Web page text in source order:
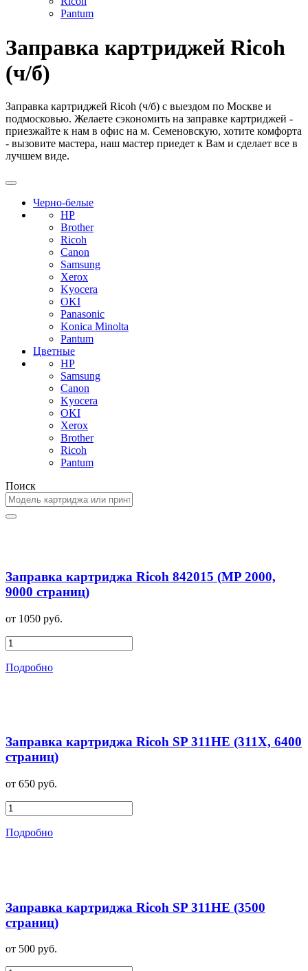
Pantum
Заправка картриджей Ricoh
(ч/б)
Заправка картриджей Ricoh (ч/б) с выездом по Москве и
подмосковью. Желаете сэкономить на заправке картриджей -
приезжайте к нам в офис на м. Семеновскую, хотите комфорта
- вызовите мастера, наш мастер приедет к Вам и сделает все в
лучшем виде.
Черно-белые
HP
Brother
Ricoh
Canon
Samsung
Xerox
Kyocera
OKI
Panasonic
Konica Minolta
Pantum
Цветные
HP
Samsung
Canon
Kyocera
OKI
Xerox
Brother
Ricoh
Pantum
Поиск
Заправка картриджа Ricoh 842015 (MP 2000,
9000 страниц)
от 1050 руб.
Подробно
Заправка картриджа Ricoh SP 311HE (311X, 6400
страниц)
от 650 руб.
Подробно
Заправка картриджа Ricoh SP 311HE (3500
страниц)
от 500 руб.